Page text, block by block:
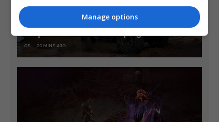
Halo Studios demite equipe após o
lançamento de Halo: Campaign Evolved
OS 20 MINS AGO
Manage options